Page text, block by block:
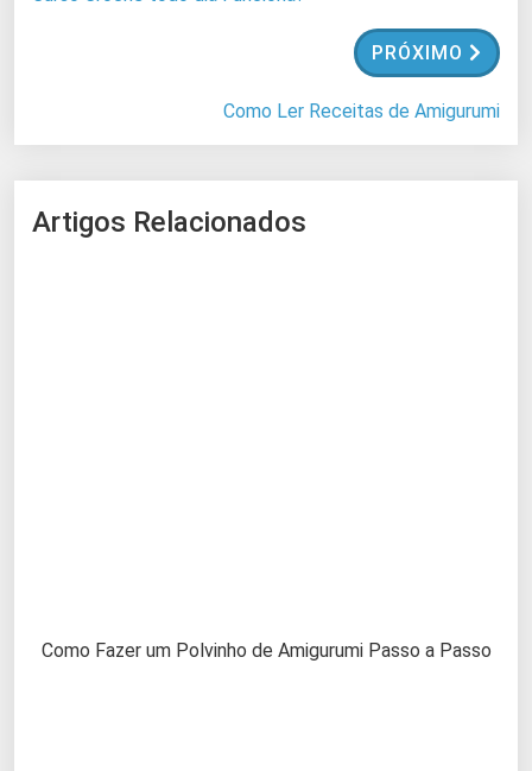
PRÓXIMO
Como Ler Receitas de Amigurumi
Artigos Relacionados
Como Fazer um Polvinho de Amigurumi Passo a Passo